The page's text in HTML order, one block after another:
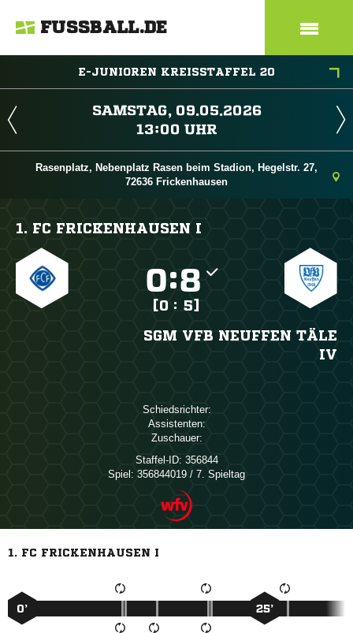
FUSSBALL.DE
E-JUNIOREN KREISSTAFFEL 20
 
 
Rasenplatz, Nebenplatz Rasen beim Stadion, Hegelstr. 27,
72636 Frickenhausen
1. FC FRICKENHAUSEN I
:
[0 : 5]
SGM VFB NEUFFEN TÄLE
IV
Schiedsrichter:
Assistenten:
Zuschauer:
Staffel-ID: 356844
Spiel: 356844019 / 7. Spieltag
1. FC FRICKENHAUSEN I
0’ 25’